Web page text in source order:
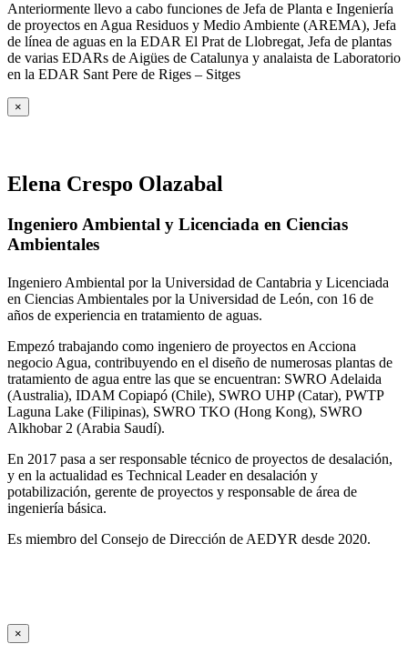
Anteriormente llevo a cabo funciones de Jefa de Planta e Ingeniería
de proyectos en Agua Residuos y Medio Ambiente (AREMA), Jefa
de línea de aguas en la EDAR El Prat de Llobregat, Jefa de plantas
de varias EDARs de Aigües de Catalunya y analaista de Laboratorio
en la EDAR Sant Pere de Riges – Sitges
×
Elena Crespo Olazabal
Ingeniero Ambiental y Licenciada en Ciencias
Ambientales
Ingeniero Ambiental por la Universidad de Cantabria y Licenciada
en Ciencias Ambientales por la Universidad de León, con 16 de
años de experiencia en tratamiento de aguas.
Empezó trabajando como ingeniero de proyectos en Acciona
negocio Agua, contribuyendo en el diseño de numerosas plantas de
tratamiento de agua entre las que se encuentran: SWRO Adelaida
(Australia), IDAM Copiapó (Chile), SWRO UHP (Catar), PWTP
Laguna Lake (Filipinas), SWRO TKO (Hong Kong), SWRO
Alkhobar 2 (Arabia Saudí).
En 2017 pasa a ser responsable técnico de proyectos de desalación,
y en la actualidad es Technical Leader en desalación y
potabilización, gerente de proyectos y responsable de área de
ingeniería básica.
Es miembro del Consejo de Dirección de AEDYR desde 2020.
×